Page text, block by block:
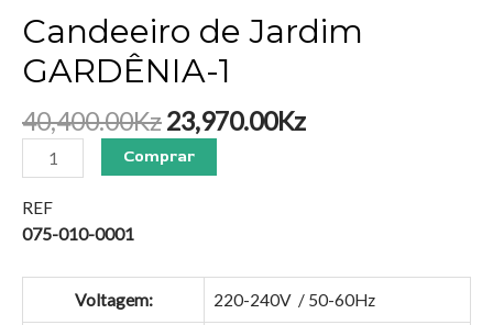
Candeeiro de Jardim
GARDÊNIA-1
40,400.00Kz23,970.00Kz
Comprar
REF
075-010-0001
Voltagem: 220-240V / 50-60Hz